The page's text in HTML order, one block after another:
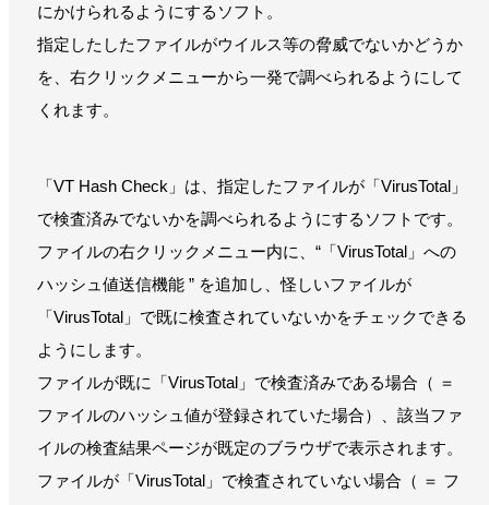
にかけられるようにするソフト。
指定したしたファイルがウイルス等の脅威でないかどうか
を、右クリックメニューから一発で調べられるようにして
くれます。
「VT Hash Check」は、指定したファイルが「VirusTotal」
で検査済みでないかを調べられるようにするソフトです。
ファイルの右クリックメニュー内に、“「VirusTotal」への
ハッシュ値送信機能 ” を追加し、怪しいファイルが
「VirusTotal」で既に検査されていないかをチェックできる
ようにします。
ファイルが既に「VirusTotal」で検査済みである場合（ ＝
ファイルのハッシュ値が登録されていた場合）、該当ファ
イルの検査結果ページが既定のブラウザで表示されます。
ファイルが「VirusTotal」で検査されていない場合（ ＝ フ